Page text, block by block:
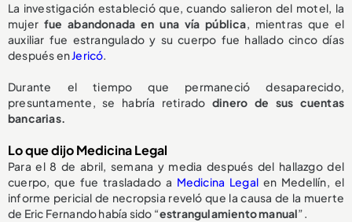
La investigación estableció que, cuando salieron del motel, la
mujer fue abandonada en una vía pública, mientras que el
auxiliar fue estrangulado y su cuerpo fue hallado cinco días
después enJericó.
Durante el tiempo que permaneció desaparecido,
presuntamente, se habría retirado dinero de sus cuentas
bancarias.
Lo que dijo Medicina Legal
Para el 8 de abril, semana y media después del hallazgo del
cuerpo, que fue trasladado a Medicina Legal en Medellín, el
informe pericial de necropsia reveló que la causa de la muerte
de Eric Fernando había sido “estrangulamiento manual”.